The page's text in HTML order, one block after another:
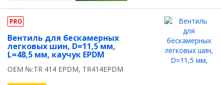
PRO
Вентиль для бескамерных
легковых шин, D=11,5 мм,
L=48,5 мм, каучук EPDM
OEM №:TR 414 EPDM, TR414EPDM